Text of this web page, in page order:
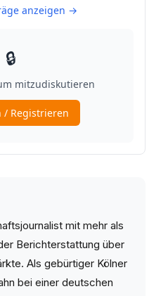
mit mehr als
Berichterstattung über
Als gebürtiger Kölner
bei einer deutschen